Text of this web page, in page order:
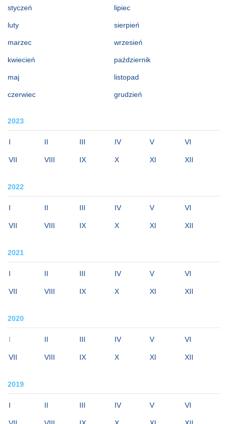
styczeń
luty
marzec
kwiecień
maj
czerwiec
lipiec
sierpień
wrzesień
październik
listopad
grudzień
2023
I II III IV V VI
VII VIII IX X XI XII
2022
I II III IV V VI
VII VIII IX X XI XII
2021
I II III IV V VI
VII VIII IX X XI XII
2020
I II III IV V VI
VII VIII IX X XI XII
2019
I II III IV V VI